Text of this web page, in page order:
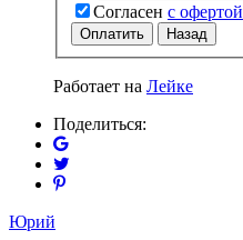
Согласен с офертой
Оплатить Назад
Работает на Лейке
Поделиться:
Юрий